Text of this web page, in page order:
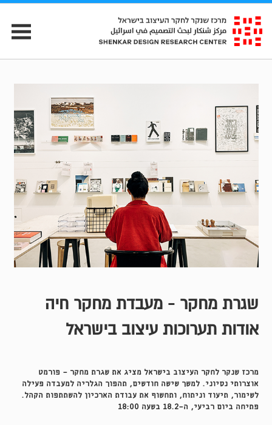
שגרת מחקר - מעבדת מחקר חיה
אודות תערוכות עיצוב בישראל
מרכז שנקר לחקר העיצוב בישראל מציג את שגרת מחקר - פורמט
אוצרותי נסיוני. למשך שישה חודשים, תהפוך הגלריה למעבדה פעילה
לשימור, תיעוד וניתוח, ותחשוף את עבודת הארכיון להשתתפות הקהל.
פתיחה ביום רביעי, ה-18.2 בשעה 18:00